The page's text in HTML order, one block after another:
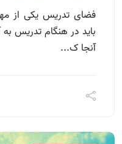
فضای تدریس یکی از
باید در هنگام تدریس
آنجا ک...